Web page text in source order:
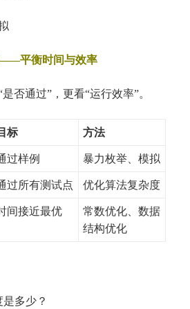
平衡时间与效率
否通过”，更看“运行效率”。
标 方法
过样例 暴力枚举、模拟
过所有测试点 优化算法复杂度
间接近最优
常数优化、数据
结构优化
多少？